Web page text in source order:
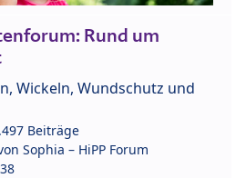
Rund um
Wickeln, Wundschutz und
Beiträge
Sophia – HiPP Forum